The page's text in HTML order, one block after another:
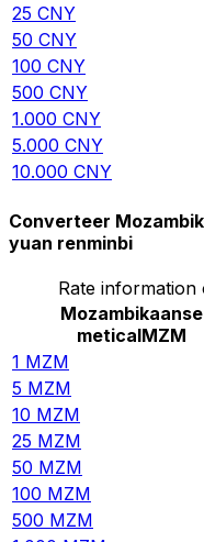
25 CNY
50 CNY
100 CNY
500 CNY
1.000 CNY
5.000 CNY
10.000 CNY
Converteer
yuan renminbi
Rate
Mozambikaanse
meticalMZM
1 MZM
5 MZM
10 MZM
25 MZM
50 MZM
100 MZM
500 MZM